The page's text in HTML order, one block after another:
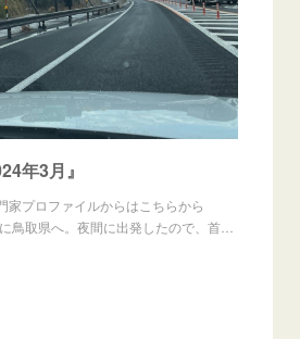
年3月』
家プロファイルからはこちらから
鳥取県へ。夜間に出発したので、首…